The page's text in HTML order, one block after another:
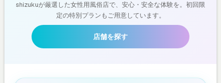
shizukuが厳選した女性用風俗店で、安心・安全な体験を。初回限
定の特別プランもご用意しています。
店舗を探す